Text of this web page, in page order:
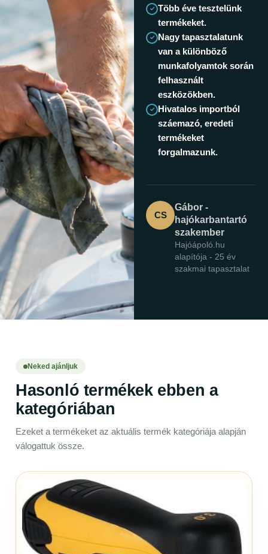
Több éve tesztelünk
termékeket.
Nagy tapasztalatunk
van a különböző
munkafolyamtok során
felhasznált
eszközökben.
Hivatalos importból
száemazó, eredeti
termékeket
forgalmazunk.
CS
Gábor -
hajókarbantartó
szakember
Hajóápoló.hu
alapítója - 25 év
szakmai tapasztalat
Neked ajánljuk
Hasonló termékek ebben a
kategóriában
Ezeket a termékeket az aktuális termék kategóriája alapján
válogattuk össze.